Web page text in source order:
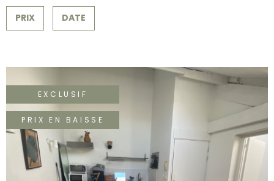
PRIX DATE
EXCLUSIF
PRIX EN BAISSE
RÉFÉRENCE
CRITÈRES SUPPLÉMENTAIRES